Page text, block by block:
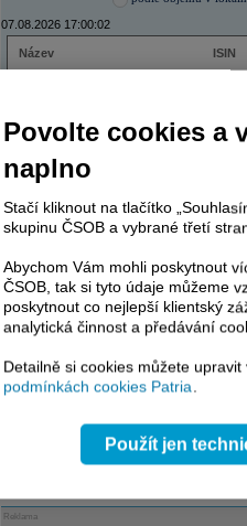
07.08.2026 17:00:02
Název
ISIN
TMR
AD index - vývoj
Region Odeslat
Reklama
Povolte cookies a
naplno
Stačí kliknout na tlačítko
skupinu ČSOB a vybrané třetí
Abychom Vám mohli poskytnout
ČSOB, tak si tyto údaje můžeme
poskytnout co nejlepší klientský
analytická činnost a předávání
Detailně si cookies můžete
podmínkách cookies Patria
Použít jen